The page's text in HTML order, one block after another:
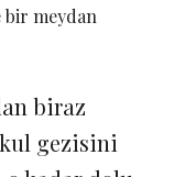
meydan
biraz
gezisini